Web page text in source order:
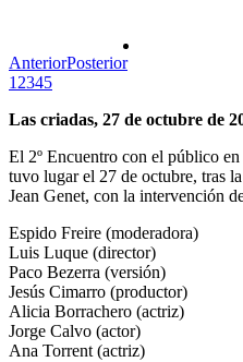
AnteriorPosterior
12345
Las criadas, 27 de octubre de
El 2º Encuentro con el público
tuvo lugar el 27 de octubre, tras
Jean Genet, con la intervención
Espido Freire (moderadora)
Luis Luque (director)
Paco Bezerra (versión)
Jesús Cimarro (productor)
Alicia Borrachero (actriz)
Jorge Calvo (actor)
Ana Torrent (actriz)